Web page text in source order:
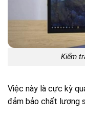
Kiểm
Việc này là cực kỳ
đảm bảo chất lượng